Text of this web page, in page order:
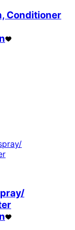
Conditioner